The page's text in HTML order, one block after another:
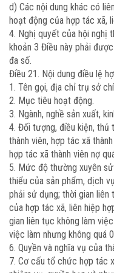
d) Các nội dung khác có
hoạt động của hợp tác xã,
4. Nghị quyết của hội nghị
khoản 3 Điều này phải
đa số.
Điều 21. Nội dung điều lệ
1. Tên gọi, địa chỉ trụ sở
2. Mục tiêu hoạt động.
3. Ngành, nghề sản xuất,
4. Đối tượng, điều kiện,
thành viên, hợp tác xã
hợp tác xã thành viên nợ
5. Mức độ thường xuyên
thiểu của sản phẩm, dịch
phải sử dụng; thời gian
của hợp tác xã, liên hiệp
gian liên tục không làm
việc làm nhưng không quá
6. Quyền và nghĩa vụ của
7. Cơ cấu tổ chức hợp tác